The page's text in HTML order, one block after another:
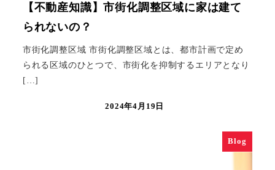
【不動産知識】市街化調整区域に家は建て
られないの？
市街化調整区域 市街化調整区域とは、都市計画で定め
られる区域のひとつで、市街化を抑制するエリアとなり
[…]
2024年4月19日
Blog